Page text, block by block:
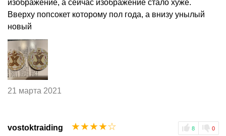
изображение, а сейчас изображение стало хуже.
Вверху попсокет которому пол года, а внизу унылый
новый
21 марта 2021
vostoktraiding 8 0
☆
☆
☆
☆
☆